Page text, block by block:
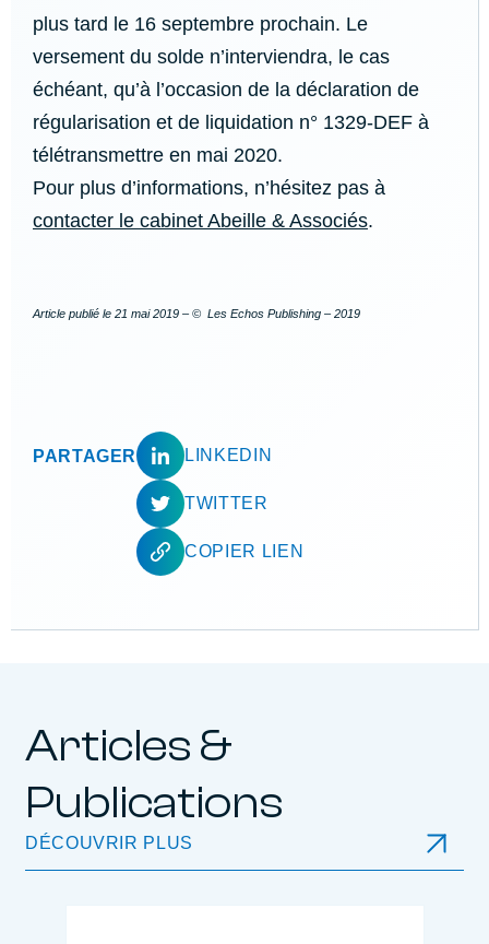
plus tard le 16 septembre prochain. Le
versement du solde n’interviendra, le cas
échéant, qu’à l’occasion de la déclaration de
régularisation et de liquidation n° 1329-DEF à
télétransmettre en mai 2020.
Pour plus d’informations, n’hésitez pas à
contacter le cabinet Abeille & Associés.
Article publié le 21 mai 2019 – © Les Echos Publishing – 2019
PARTAGER LINKEDIN
TWITTER
COPIER LIEN
Articles &
Publications
DÉCOUVRIR PLUS